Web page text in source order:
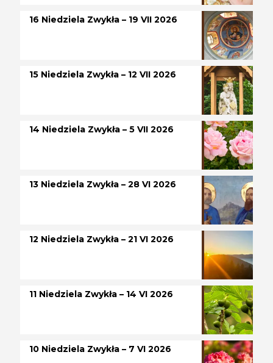
16 Niedziela Zwykła – 19 VII 2026
15 Niedziela Zwykła – 12 VII 2026
14 Niedziela Zwykła – 5 VII 2026
13 Niedziela Zwykła – 28 VI 2026
12 Niedziela Zwykła – 21 VI 2026
11 Niedziela Zwykła – 14 VI 2026
10 Niedziela Zwykła – 7 VI 2026